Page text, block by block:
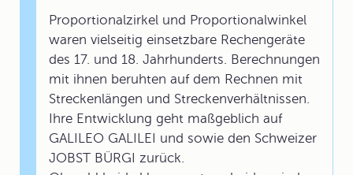
Proportionalzirkel und Proportionalwinkel
waren vielseitig einsetzbare Rechengeräte
des 17. und 18. Jahrhunderts. Berechnungen
mit ihnen beruhten auf dem Rechnen mit
Streckenlängen und Streckenverhältnissen.
Ihre Entwicklung geht maßgeblich auf
GALILEO GALILEI und sowie den Schweizer
JOBST BÜRGI zurück.